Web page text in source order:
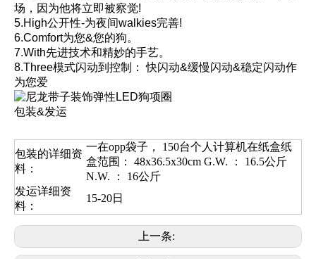
场，因为他将立即被察觉!
5.High公开性-为夜间walkies完善!
6.Comfort为您&您的狗。
7.With先进技术和精妙的手艺。
8.Three模式闪动到控制： 快闪动&缓慢闪动&稳定闪动作
为您爱
包装&发运
包装的详细资
料：
一在opp袋子， 150台个人计算机在纸盒纸
盒范围： 48x36.5x30cm G.W. ： 16.5公斤
N.W. ： 16公斤
发运详细资
料：
15-20日
上一条: